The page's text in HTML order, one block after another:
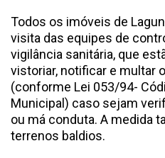
Todos os imóveis de
visita das equipes de
vigilância sanitária, que
vistoriar, notificar e multar
(conforme Lei 053/94-
Municipal) caso sejam
ou má conduta. A medida
terrenos baldios.